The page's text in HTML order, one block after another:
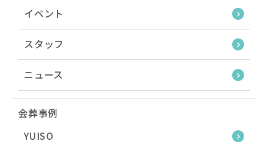
イベント
スタッフ
ニュース
会葬事例
YUISO